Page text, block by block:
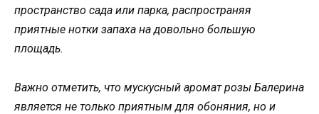
пространство сада или парка, распространяя
приятные нотки запаха на довольно большую
площадь.
Важно отметить, что мускусный аромат розы Балерина
является не только приятным для обоняния, но и